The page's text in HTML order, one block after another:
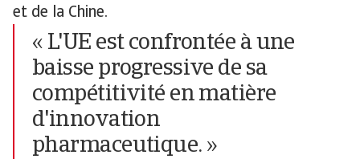
et de la Chine.
« L'UE est confrontée à une
baisse progressive de sa
compétitivité en matière
d'innovation
pharmaceutique. »